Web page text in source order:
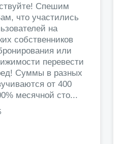
Спешим
что участились
на
собственников
или
перевести
Суммы в разных
от 400
месячной сто...